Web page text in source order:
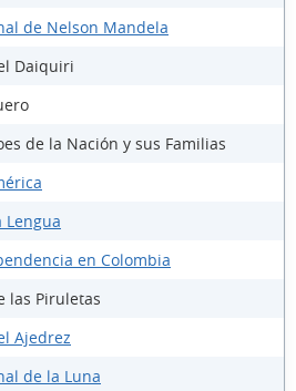
de Nelson Mandela
Daiquiri
de la Nación y sus Familias
Lengua
en Colombia
las Piruletas
Ajedrez
de la Luna